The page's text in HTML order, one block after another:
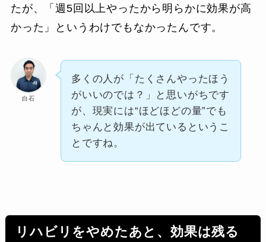
たが、「週5回以上やったから明らかに効果が高
かった」というわけでもなかったんです。
白石
多くの人が「たくさんやったほう
がいいのでは？」と思いがちです
が、現実には“ほどほどの量”でも
ちゃんと効果が出ているというこ
とですね。
リハビリをやめたあと、効果は残る